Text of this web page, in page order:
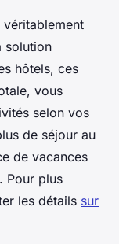
solution
hôtels, ces
vous
selon vos
de séjour au
de vacances
Pour plus
les détails sur